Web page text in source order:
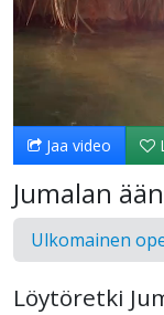
Jaa video
Jumalan
Ulkomainen
Löytöretki